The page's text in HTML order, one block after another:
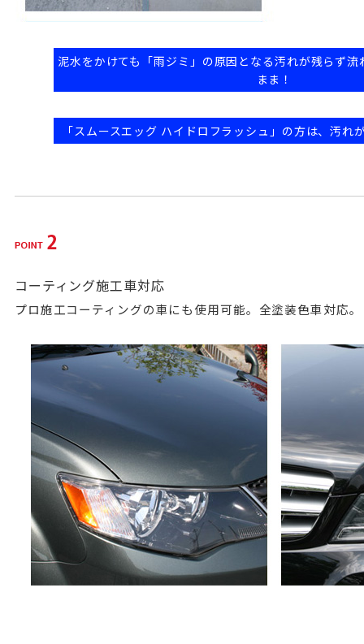
泥水をかけても「雨ジミ」の原因となる汚れが残らず
まま！
「スムースエッグ ハイドロフラッシュ」の方は、汚れ
コーティング施工車対応
プロ施工コーティングの車にも使用可能。全塗装色車対応。